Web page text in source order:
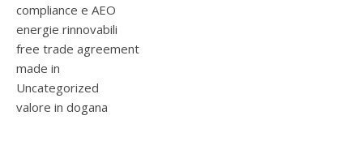
compliance e AEO
energie rinnovabili
free trade agreement
made in
Uncategorized
valore in dogana